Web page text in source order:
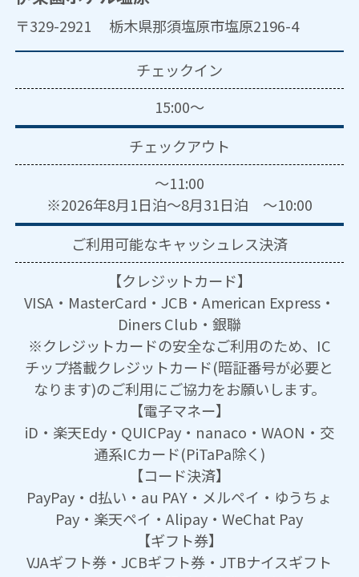
〒329-2921 栃木県那須塩原市塩原2196-4
チェックイン
15:00～
チェックアウト
～11:00
※2026年8月1日泊～8月31日泊 ～10:00
ご利用可能なキャッシュレス決済
【クレジットカード】
VISA・MasterCard・JCB・American Express・
Diners Club・銀聯
※クレジットカードの安全なご利用のため、IC
チップ搭載クレジットカード(暗証番号が必要と
なります)のご利用にご協力をお願いします。
【電子マネー】
iD・楽天Edy・QUICPay・nanaco・WAON・交
通系ICカード(PiTaPa除く)
【コード決済】
PayPay・d払い・au PAY・メルペイ・ゆうちょ
Pay・楽天ペイ・Alipay・WeChat Pay
【ギフト券】
VJAギフト券・JCBギフト券・JTBナイスギフト